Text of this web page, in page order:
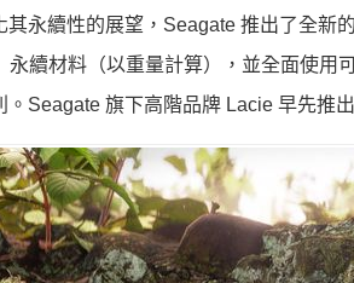
其永續性的展望，Seagate 推出了全新
續材料（以重量計算）， 並全面使用
。Seagate 旗下高階品牌 Lacie 早先推